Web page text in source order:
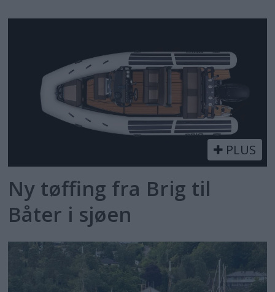
PLUS
Ny tøffing fra Brig til
Båter i sjøen